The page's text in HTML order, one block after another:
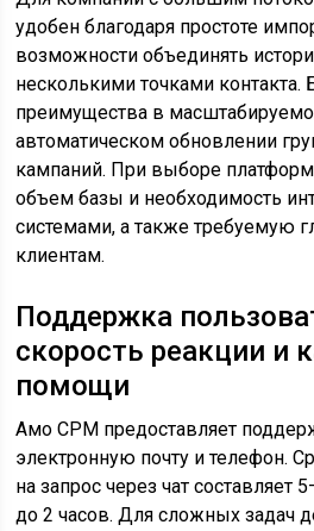
удобен благодаря простоте
возможности объединять
несколькими точками контакта.
преимущества в
автоматическом обновлении
кампаний. При выборе
объем базы и необходимость
системами, а также требуемую
клиентам.
Поддержка
скорость реакции и
помощи
Амо СРМ предоставляет
электронную почту и телефон.
на запрос через чат составляет
до 2 часов. Для сложных задач